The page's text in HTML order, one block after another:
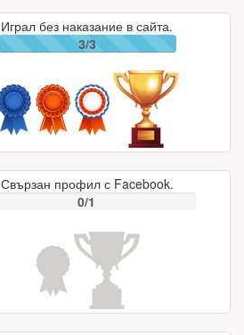
Играл без наказание в сайта.
3/3
Свързан профил с Facebook.
0/1